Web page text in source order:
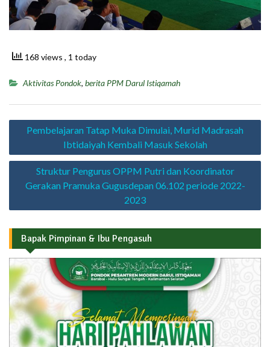
168 views , 1 today
Aktivitas Pondok, berita PPM Darul Istiqamah
Navigasi
Pembelajaran Tatap Muka Dimulai, Murid Madrasah
Ibtidaiyah Kembali Masuk Sekolah
Struktur Pengurus OPPM Putri dan Koordinator
Gerakan Pramuka Gugusdepan 06.102 periode 2022-
2023
Bapak Pimpinan & Ibu Pengasuh